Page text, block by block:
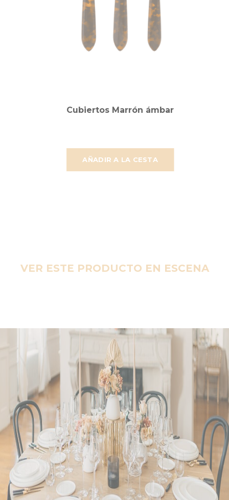
AÑADIR A LA CESTA
Cubiertos Marrón ámbar
VER ESTE PRODUCTO EN ESCENA